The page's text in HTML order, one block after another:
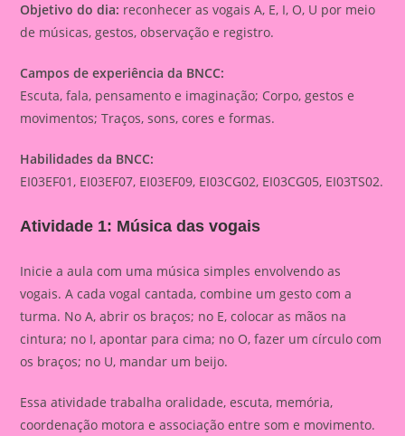
Objetivo do dia: reconhecer as vogais A, E, I, O, U por meio
de músicas, gestos, observação e registro.
Campos de experiência da BNCC:
Escuta, fala, pensamento e imaginação; Corpo, gestos e
movimentos; Traços, sons, cores e formas.
Habilidades da BNCC:
EI03EF01, EI03EF07, EI03EF09, EI03CG02, EI03CG05, EI03TS02.
Atividade 1: Música das vogais
Inicie a aula com uma música simples envolvendo as
vogais. A cada vogal cantada, combine um gesto com a
turma. No A, abrir os braços; no E, colocar as mãos na
cintura; no I, apontar para cima; no O, fazer um círculo com
os braços; no U, mandar um beijo.
Essa atividade trabalha oralidade, escuta, memória,
coordenação motora e associação entre som e movimento.